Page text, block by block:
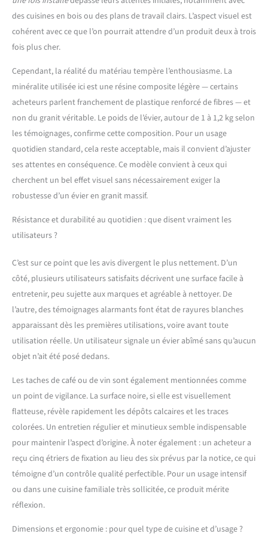
des cuisines en bois ou des plans de travail clairs. L’aspect visuel est
cohérent avec ce que l’on pourrait attendre d’un produit deux à trois
fois plus cher.
Cependant, la réalité du matériau tempère l’enthousiasme. La
minéralite utilisée ici est une résine composite légère — certains
acheteurs parlent franchement de plastique renforcé de fibres — et
non du granit véritable. Le poids de l’évier, autour de 1 à 1,2 kg selon
les témoignages, confirme cette composition. Pour un usage
quotidien standard, cela reste acceptable, mais il convient d’ajuster
ses attentes en conséquence. Ce modèle convient à ceux qui
cherchent un bel effet visuel sans nécessairement exiger la
robustesse d’un évier en granit massif.
Résistance et durabilité au quotidien : que disent vraiment les
utilisateurs ?
C’est sur ce point que les avis divergent le plus nettement. D’un
côté, plusieurs utilisateurs satisfaits décrivent une surface facile à
entretenir, peu sujette aux marques et agréable à nettoyer. De
l’autre, des témoignages alarmants font état de rayures blanches
apparaissant dès les premières utilisations, voire avant toute
utilisation réelle. Un utilisateur signale un évier abîmé sans qu’aucun
objet n’ait été posé dedans.
Les taches de café ou de vin sont également mentionnées comme
un point de vigilance. La surface noire, si elle est visuellement
flatteuse, révèle rapidement les dépôts calcaires et les traces
colorées. Un entretien régulier et minutieux semble indispensable
pour maintenir l’aspect d’origine. À noter également : un acheteur a
reçu cinq étriers de fixation au lieu des six prévus par la notice, ce qui
témoigne d’un contrôle qualité perfectible. Pour un usage intensif
ou dans une cuisine familiale très sollicitée, ce produit mérite
réflexion.
Dimensions et ergonomie : pour quel type de cuisine et d’usage ?